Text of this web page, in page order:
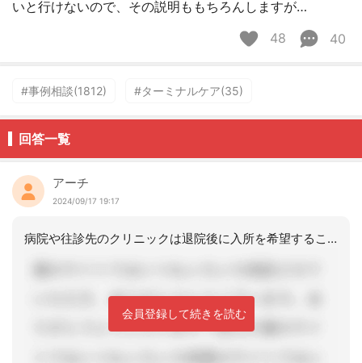
いと行けないので、その説明ももちろんしますが…
48
40
#事例相談(1812) #ターミナルケア(35)
回答一覧
アーチ
2024/09/17 19:17
病院や往診先のクリニックは退院後に入所を希望することを、もうそうゆう段階では…住
会員登録して続きを読む